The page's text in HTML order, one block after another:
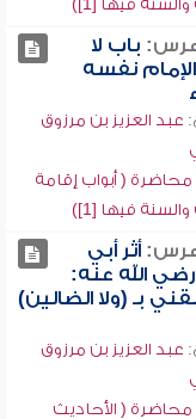
فيها [1])
باب لا
نفسه
عبد العزيز بن مرزوق
( أبواب إقامة
فيها [1])
أثر أبي
الله عنه:
بـ (ولا الضالين)
عبد العزيز بن مرزوق
( الأحاديث